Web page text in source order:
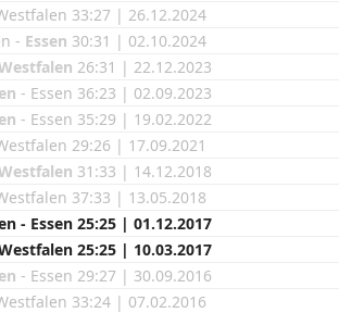
33:27 | 26.12.2024
- Essen 30:31 | 02.10.2024
26:31 | 22.12.2023
- Essen 36:23 | 02.09.2023
- Essen 35:29 | 19.02.2022
29:26 | 17.09.2021
31:33 | 14.12.2018
37:33 | 13.05.2018
- Essen 25:25 | 01.12.2017
25:25 | 10.03.2017
- Essen 29:27 | 30.09.2016
33:24 | 07.02.2016